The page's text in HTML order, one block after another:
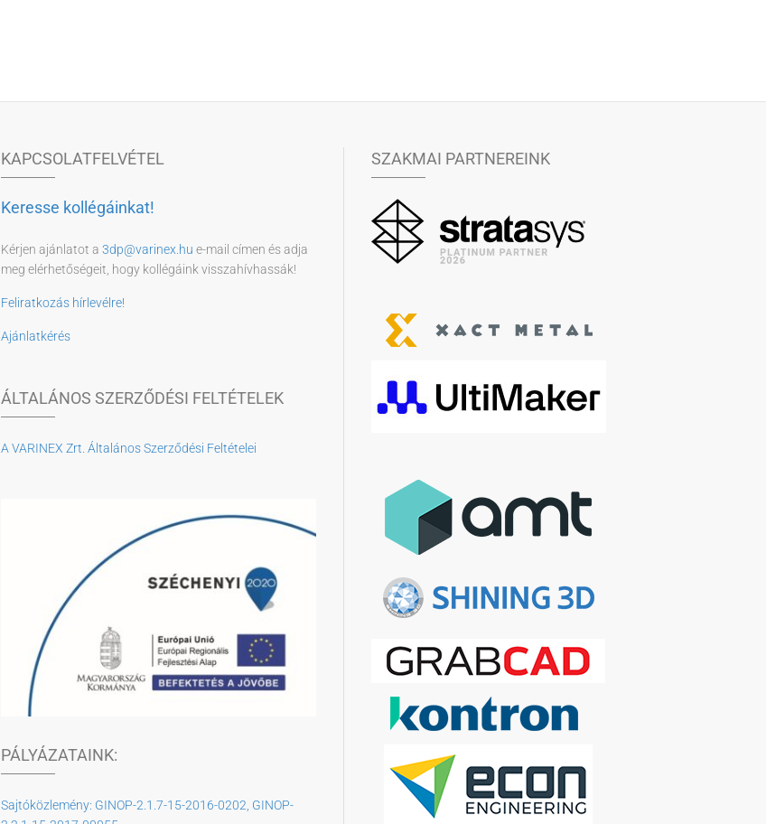
KAPCSOLATFELVÉTEL
Keresse kollégáinkat!
Kérjen ajánlatot a 3dp@varinex.hu e-mail címen és adja
meg elérhetőségeit, hogy kollégáink visszahívhassák!
Feliratkozás hírlevélre!
Ajánlatkérés
ÁLTALÁNOS SZERZŐDÉSI FELTÉTELEK
A VARINEX Zrt. Általános Szerződési Feltételei
PÁLYÁZATAINK:
Sajtóközlemény: GINOP-2.1.7-15-2016-0202, GINOP-
SZAKMAI PARTNEREINK